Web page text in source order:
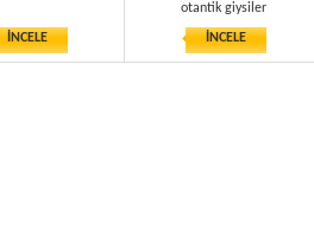
İNCELE
otantik giysiler
İNCELE